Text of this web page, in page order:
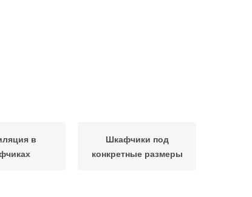
в
Шкафчики под
конкретные размеры